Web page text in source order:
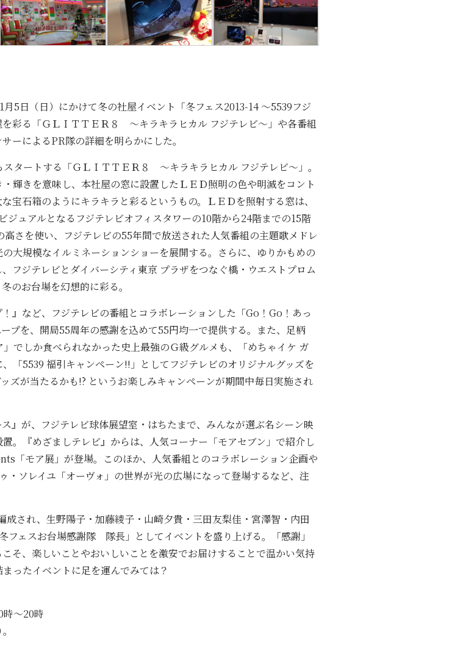
5日（日）にかけて冬の社屋イベント「冬フェス2013-14 ～5539フジ
彩る「ＧＬＩＴＴＥＲ８ ～キラキラヒカル フジテレビ～」や各番組
ーによるPR隊の詳細を明らかにした。
タートする「ＧＬＩＴＴＥＲ８ ～キラキラヒカル フジテレビ～」。
輝きを意味し、本社屋の窓に設置したＬＥＤ照明の色や明滅をコント
宝石箱のようにキラキラと彩るというもの。ＬＥＤを照射する窓は、
ュアルとなるフジテレビオフィスタワーの10階から24階までの15階
さを使い、フジテレビの55年間で放送された人気番組の主題歌メドレ
大規模なイルミネーションショーを展開する。さらに、ゆりかもめの
フジテレビとダイバーシティ東京 プラザをつなぐ橋・ウエストプロム
のお台場を幻想的に彩る。
』など、フジテレビの番組とコラボレーションした「Go！Go！あっ
プを、開局55周年の感謝を込めて55円均一で提供する。また、足柄
でしか食べられなかった史上最強のＧ級グルメも、「めちゃイケ ガ
「5539 福引キャンペーン!!」としてフジテレビのオリジナルグッズを
ズが当たるかも!? というお楽しみキャンペーンが期間中毎日実施され
』が、フジテレビ球体展望室・はちたまで、みんなが選ぶ名シーン映
。『めざましテレビ』からは、人気コーナー「モアセブン」で紹介し
「モア展」が登場。このほか、人気番組とのコラボレーション企画や
・ソレイユ「オーヴォ」の世界が光の広場になって登場するなど、注
され、生野陽子・加藤綾子・山崎夕貴・三田友梨佳・宮澤智・内田
フェスお台場感謝隊 隊長」としてイベントを盛り上げる。「感謝」
そ、楽しいことやおいしいことを激安でお届けすることで温かい気持
ったイベントに足を運んでみては？
時～20時